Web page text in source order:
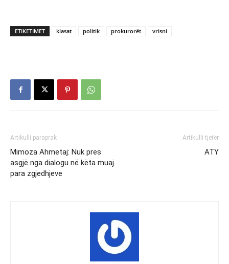
ETIKETIMET klasat politik prokurorët vrisni
Artikulli paraprak
Mimoza Ahmetaj: Nuk pres
asgjë nga dialogu në këta muaj
para zgjedhjeve
Artikulli tjetër
ATY